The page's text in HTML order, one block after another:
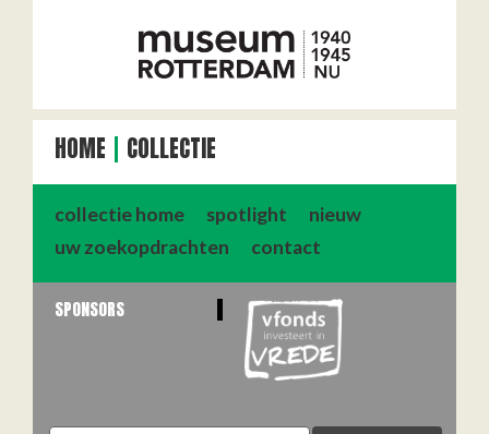
HOME COLLECTIE
collectie home spotlight
nieuw
uw zoekopdrachten
contact
SPONSORS